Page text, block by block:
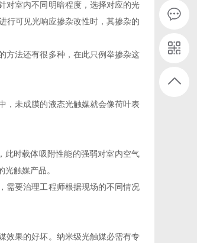
室内不同明暗程度，选择对应的光
行可见光响应掺杂改性时，其掺杂的
法还有很多种，在此只例举掺杂这
未成膜的液态光触媒就会像荷叶表
时载体吸附性能的强弱对室内空气
触媒产品。
要治理工程师根据现场的不同情况
果的好坏。纳米级光触媒必需有专